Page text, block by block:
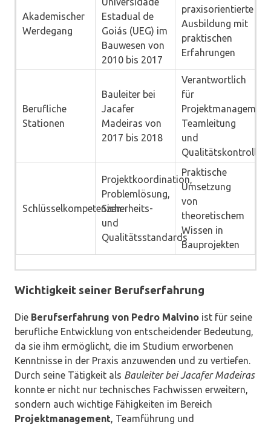
Akademischer
Werdegang
Estadual de
Goiás (UEG) im
Bauwesen von
2010 bis 2017
praxisorientierte
Ausbildung mit
praktischen
Erfahrungen
Berufliche
Stationen
Bauleiter bei
Jacafer
Madeiras von
2017 bis 2018
Verantwortlich
für
Teamleitung
und
Qualitätskontrolle
Schlüsselkompetenzen
Projektkoordination,
Problemlösung,
Sicherheits-
und
Qualitätsstandards
Praktische
Umsetzung
von
theoretischem
Wissen in
Bauprojekten
Wichtigkeit seiner Berufserfahrung
Die Berufserfahrung von Pedro Malvino ist für seine
berufliche Entwicklung von entscheidender Bedeutung,
da sie ihm ermöglicht, die im Studium erworbenen
Kenntnisse in der Praxis anzuwenden und zu vertiefen.
Durch seine Tätigkeit als Bauleiter bei Jacafer Madeiras
konnte er nicht nur technisches Fachwissen erweitern,
sondern auch wichtige Fähigkeiten im Bereich
Projektmanagement, Teamführung und